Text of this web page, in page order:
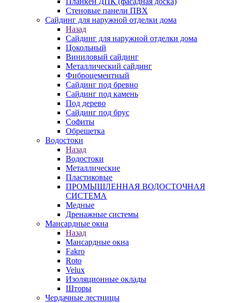
Стеновые панели ПВХ
Сайдинг для наружной отделки дома
Назад
Сайдинг для наружной отделки дома
Цокольный
Виниловый сайдинг
Металлический сайдинг
Фиброцементный
Сайдинг под бревно
Сайдинг под камень
Под дерево
Сайдинг под брус
Софиты
Обрешетка
Водостоки
Назад
Водостоки
Металлические
Пластиковые
ПРОМЫШЛЕННАЯ ВОДОСТОЧНАЯ
СИСТЕМА
Медные
Дренажные системы
Мансардные окна
Назад
Мансардные окна
Fakro
Roto
Velux
Изоляционные оклады
Шторы
Чердачные лестницы